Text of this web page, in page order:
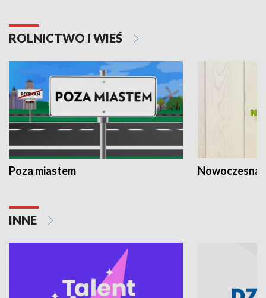
ROLNICTWO I WIEŚ
Poza miastem Nowoczesna
INNE